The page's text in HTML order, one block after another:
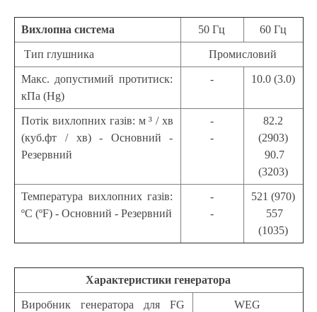
Вихлопна система 50 Гц 60 Гц
Тип глушника Промисловий
Макс. допустимий протитиск:
кПа (Hg)
- 10.0 (3.0)
Потік вихлопних газів: м ³ / хв
(куб.фт / хв) - Основний -
Резервний
-
-
82.2
(2903)
90.7
(3203)
Температура вихлопних газів:
ºС (ºF) - Основний - Резервний
-
-
521 (970)
557
(1035)
Характеристики генератора
Виробник генератора для FG
WEG